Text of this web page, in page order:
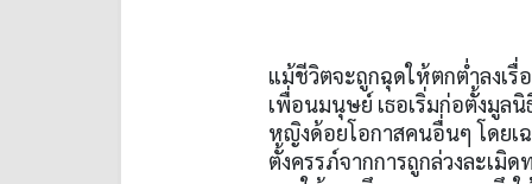
แม้ชีวิตจะถูกฉุดให้ตกต่ำลงเรื่
เพื่อนมนุษย์ เธอเริ่มก่อตั้งมูล
หญิงด้อยโอกาสคนอื่นๆ โดยเ
ตั้งครรภ์จากการถูกล่วงละเมิ